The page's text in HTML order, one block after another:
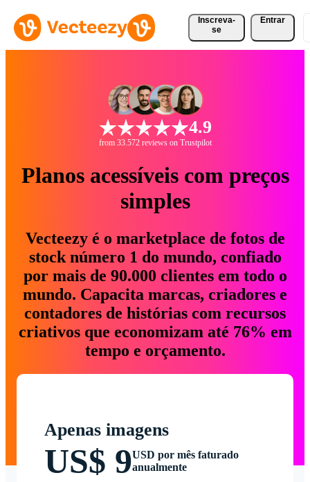
Inscreva-
se
Entrar
4.9
from 33.572 reviews on Trustpilot
Planos acessíveis com preços
simples
Vecteezy é o marketplace de fotos de
stock número 1 do mundo, confiado
por mais de 90.000 clientes em todo o
mundo. Capacita marcas, criadores e
contadores de histórias com recursos
criativos que economizam até 76% em
tempo e orçamento.
Apenas imagens
US$ 9USD por mês faturado
anualmente